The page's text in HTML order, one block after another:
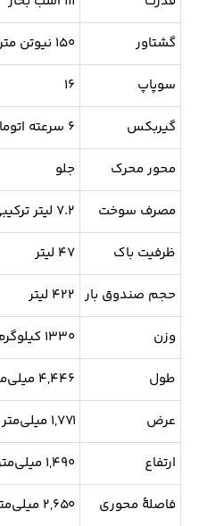
۱۵۰ نیوتن متر گشتاور
۱۶ سوپاپ
۶ سرعته اتوماتیک گیربکس
جلو محور محرک
۷.۲ لیتر ترکیبی مصرف سوخت
۴۷ لیتر ظرفیت باک
۴۲۲ لیتر حجم صندوق بار
۱۳۳۰ کیلوگرم وزن
۴,۴۴۶ میلی‌متر طول
۱,۷۷۱ میلی‌متر عرض
۱,۴۹۰ میلی‌متر ارتفاع
۲,۶۵۰ میلی‌متر فاصلهٔ محوری